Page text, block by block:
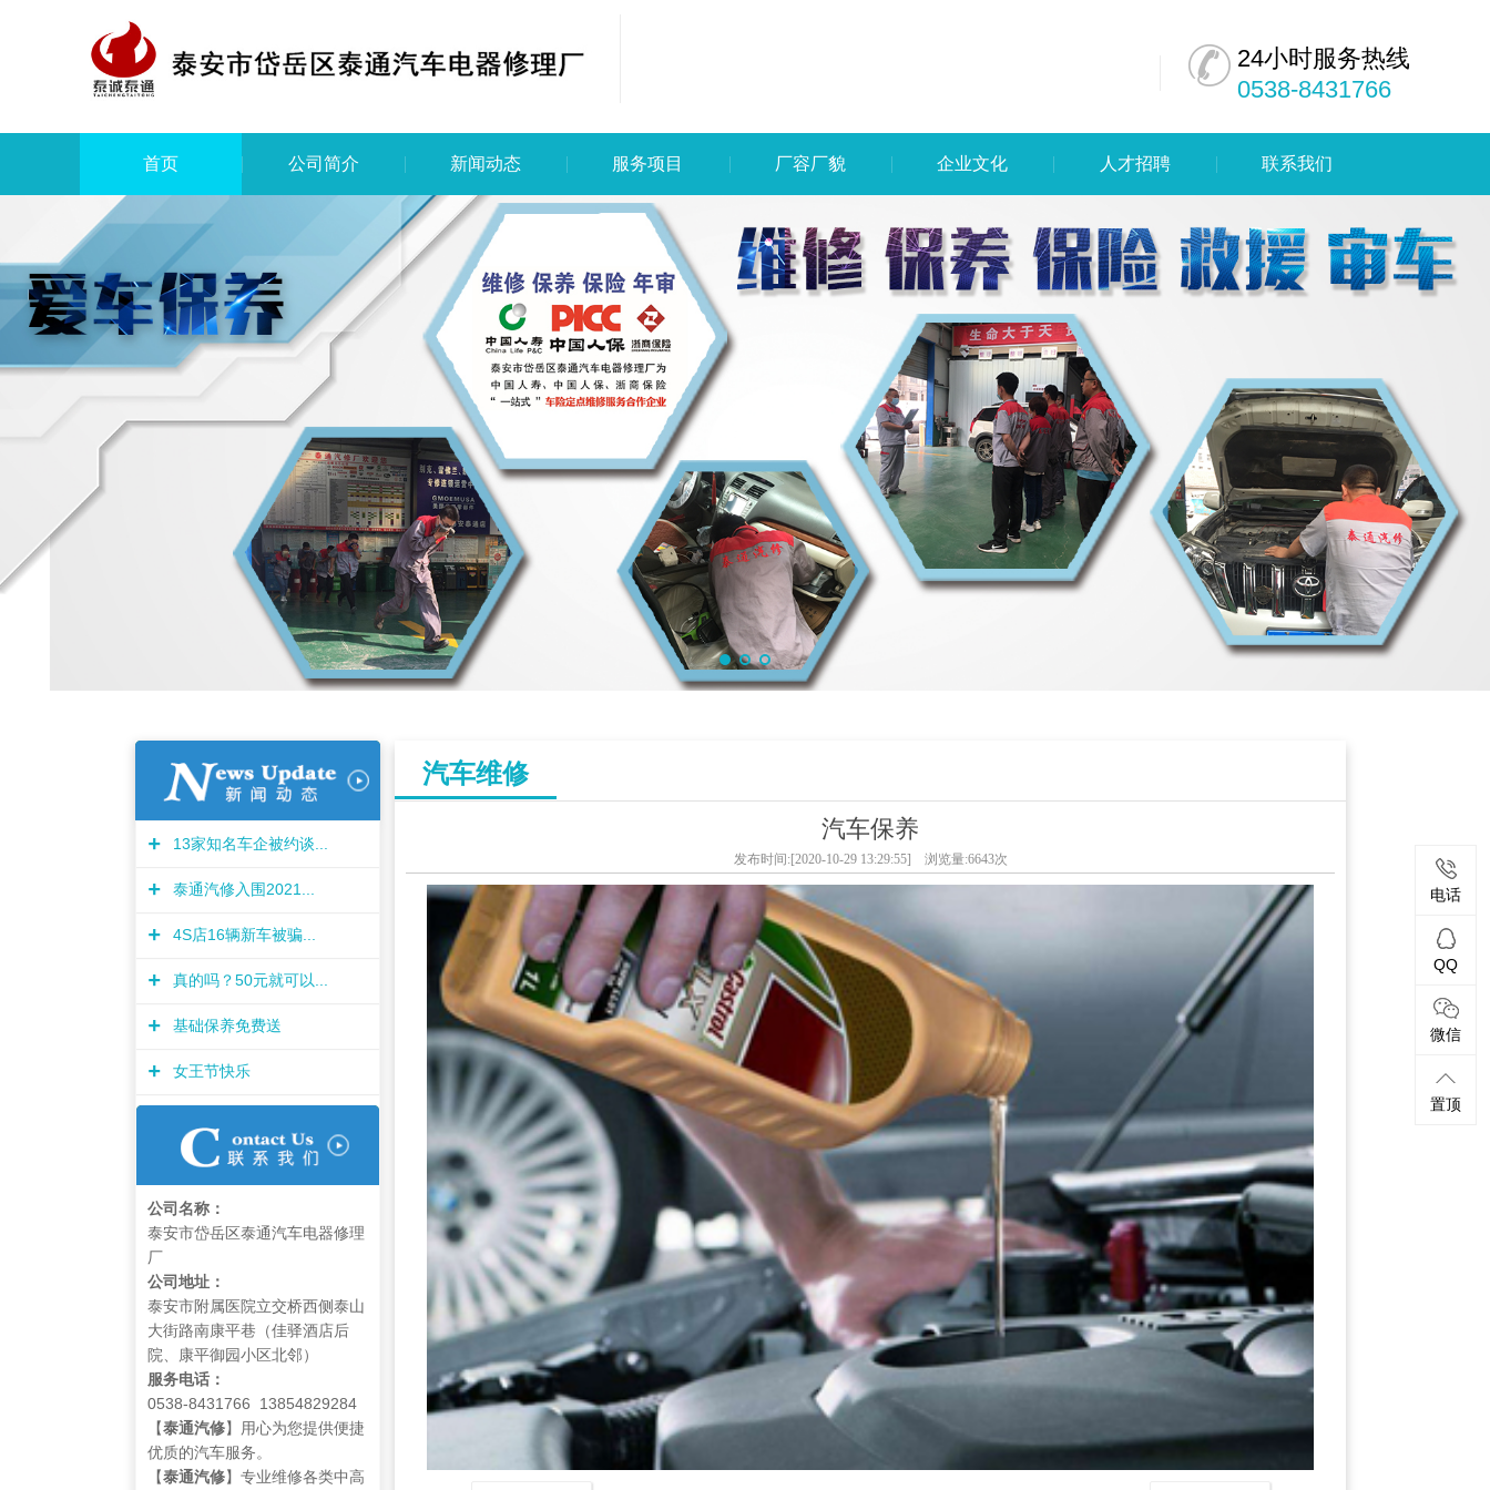
24小时服务热线
0538-8431766
首页 公司简介 新闻动态 服务项目 厂容厂貌 企业文化 人才招聘 联系我们
+ 13家知名车企被约谈...
+ 泰通汽修入围2021...
+ 4S店16辆新车被骗...
+ 真的吗？50元就可以...
+ 基础保养免费送
+ 女王节快乐
公司名称：
泰安市岱岳区泰通汽车电器修理
厂
公司地址：
泰安市附属医院立交桥西侧泰山
大街路南康平巷（佳驿酒店后
院、康平御园小区北邻）
服务电话：
0538-8431766 13854829284
【泰通汽修】用心为您提供便捷
优质的汽车服务。
【泰通汽修】专业维修各类中高
汽车维修
汽车保养
发布时间:[2020-10-29 13:29:55] 浏览量:6643次
电话
QQ
微信
置顶